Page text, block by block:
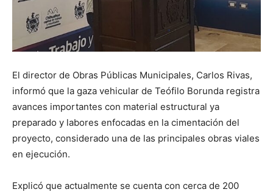
El director de Obras Públicas Municipales, Carlos Rivas,
informó que la gaza vehicular de Teófilo Borunda registra
avances importantes con material estructural ya
preparado y labores enfocadas en la cimentación del
proyecto, considerado una de las principales obras viales
en ejecución.
Explicó que actualmente se cuenta con cerca de 200